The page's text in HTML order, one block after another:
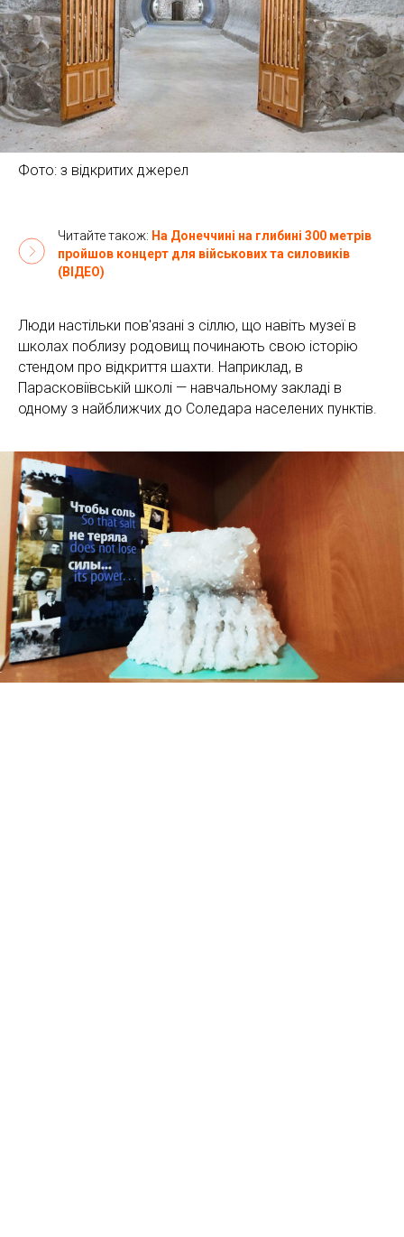
Фото: з відкритих джерел
Читайте також: На Донеччині на глибині 300 метрів
пройшов концерт для військових та силовиків
(ВІДЕО)
Люди настільки пов'язані з сіллю, що навіть музеї в
школах поблизу родовищ починають свою історію
стендом про відкриття шахти. Наприклад, в
Парасковіївській школі — навчальному закладі в
одному з найближчих до Соледара населених пунктів.